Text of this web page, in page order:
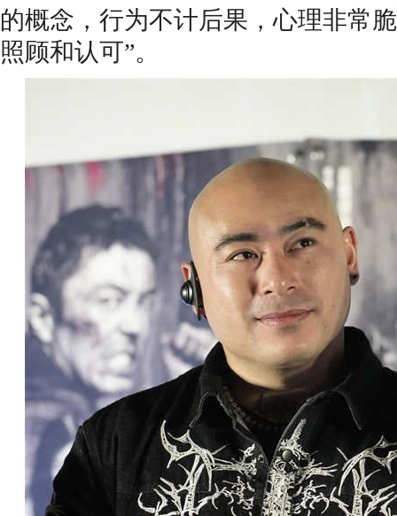
的概念， 行为不计后果，心理非常
照顾和认可”。